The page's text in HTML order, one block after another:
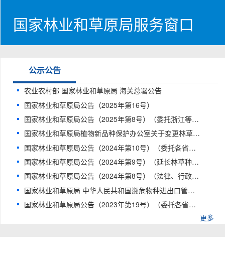
国家林业和草原局服务窗口
公示公告
农业农村部 国家林业和草原局 海关总署公告
国家林业和草原局公告（2025年第16号）
国家林业和草原局公告（2025年第8号）（委托浙江等5省林业和草原主管部门实施松材线虫病疫木加工板材定点加工企业审批）
国家林业和草原局植物新品种保护办公室关于变更林草植物新品种权申请系统登录入口的公告
国家林业和草原局公告（2024年第10号）（委托各省、自治区、直辖市、新疆生产建设兵团林业和草原主管部门实施部分林草种苗类行政许可事项）
国家林业和草原局公告（2024年第9号）（延长林草种质资源出境许可决定有效期）
国家林业和草原局公告（2024年第8号）（法律、行政法规、国务院决定设定的行政许可事项清单（林草行业2024年版））
国家林业和草原局 中华人民共和国濒危物种进出口管理办公室公告 2023年第21号
国家林业和草原局公告（2023年第19号）（委托各省、自治区、直辖市、新疆生产建设兵团林业和草原主管部门实施有关野生动植物行政许可事项）
更多